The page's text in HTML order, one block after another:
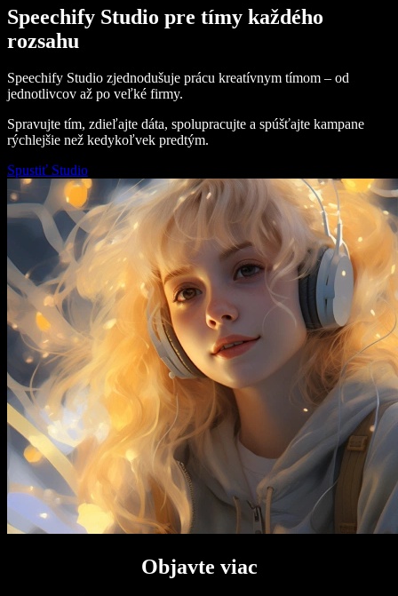
Speechify Studio pre tímy každého
rozsahu
Speechify Studio zjednodušuje prácu kreatívnym tímom – od
jednotlivcov až po veľké firmy.
Spravujte tím, zdieľajte dáta, spolupracujte a spúšťajte kampane
rýchlejšie než kedykoľvek predtým.
Spustiť Studio
Objavte viac